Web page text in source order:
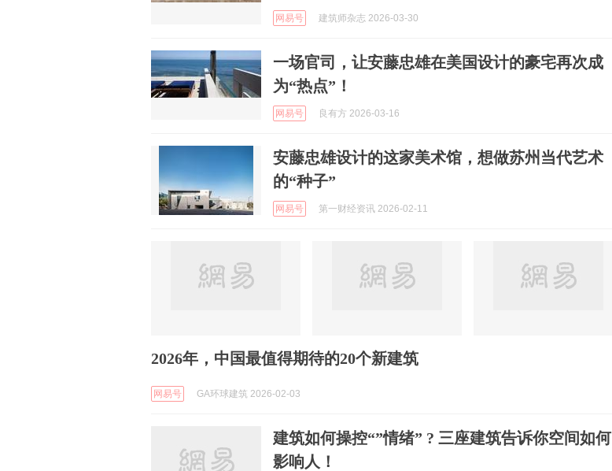
网易号 建筑师杂志 2026-03-30
一场官司，让安藤忠雄在美国设计的豪宅再次成
为“热点”！
网易号 良有方 2026-03-16
安藤忠雄设计的这家美术馆，想做苏州当代艺术
的“种子”
网易号 第一财经资讯 2026-02-11
2026年，中国最值得期待的20个新建筑
网易号 GA环球建筑 2026-02-03
建筑如何操控“”情绪” ? 三座建筑告诉你空间如何
影响人！